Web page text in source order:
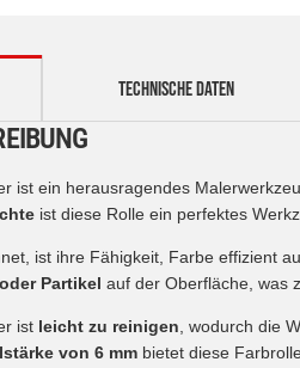
TECHNISCHE DATEN
ist ein herausragendes
ist diese Rolle ein perfektes
ist ihre Fähigkeit, Farbe effizient
Partikel auf der Oberfläche, was
ist leicht zu reinigen , wodurch die
von 6 mm bietet diese